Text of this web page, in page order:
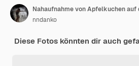
Nahaufnahme von Apfelkuchen auf
nndanko
Diese Fotos könnten dir auch